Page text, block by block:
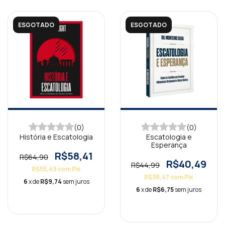
ESGOTADO
(0)
História e Escatologia
R$64,90 R$58,41
R$55,49 comPix
6x deR$9,74 sem juros
ESGOTADO
(0)
Escatologia e
Esperança
R$44,99 R$40,49
R$38,47 comPix
6x deR$6,75sem juros